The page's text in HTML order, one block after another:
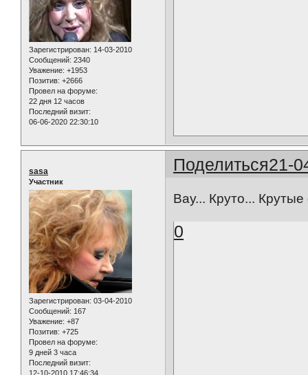
Зарегистрирован: 14-03-2010
Сообщений: 2340
Уважение: +1953
Позитив: +2666
Провел на форуме:
22 дня 12 часов
Последний визит:
06-06-2020 22:30:10
Поделиться21-
sasa
Участник
Зарегистрирован: 03-04-2010
Сообщений: 167
Уважение: +87
Позитив: +725
Провел на форуме:
9 дней 3 часа
Последний визит:
12-10-2010 17:46:34
Вау... Круто...
0